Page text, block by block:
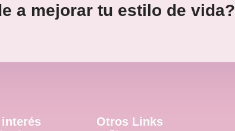
a mejorar tu estilo de vida?
Otros Links